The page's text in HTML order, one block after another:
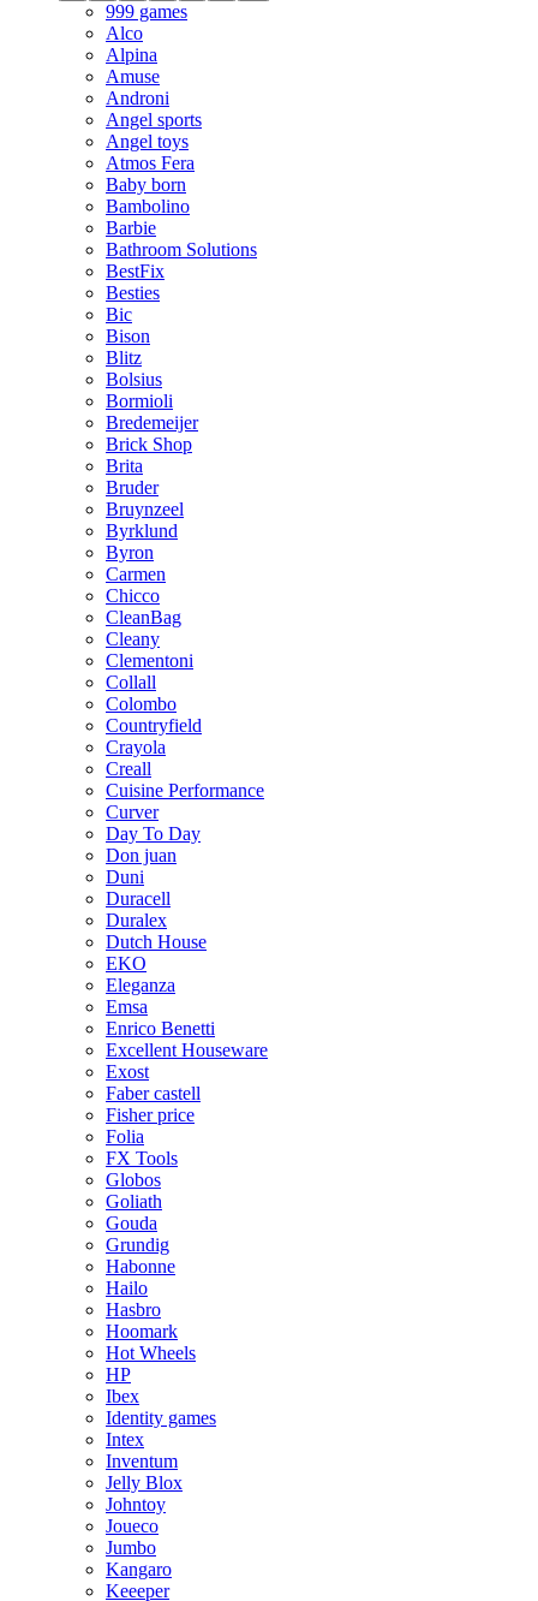
999 games
Alco
Alpina
Amuse
Androni
Angel sports
Angel toys
Atmos Fera
Baby born
Bambolino
Barbie
Bathroom Solutions
BestFix
Besties
Bic
Bison
Blitz
Bolsius
Bormioli
Bredemeijer
Brick Shop
Brita
Bruder
Bruynzeel
Byrklund
Byron
Carmen
Chicco
CleanBag
Cleany
Clementoni
Collall
Colombo
Countryfield
Crayola
Creall
Cuisine Performance
Curver
Day To Day
Don juan
Duni
Duracell
Duralex
Dutch House
EKO
Eleganza
Emsa
Enrico Benetti
Excellent Houseware
Exost
Faber castell
Fisher price
Folia
FX Tools
Globos
Goliath
Gouda
Grundig
Habonne
Hailo
Hasbro
Hoomark
Hot Wheels
HP
Ibex
Identity games
Intex
Inventum
Jelly Blox
Johntoy
Joueco
Jumbo
Kangaro
Keeeper